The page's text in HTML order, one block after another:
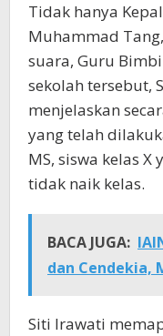
Tidak hanya
Muhammad
suara, Guru
sekolah tersebut,
menjelaskan
yang telah
MS, siswa kelas
tidak naik kelas.
BACA JUGA:
dan Cendekia,
Siti Irawati